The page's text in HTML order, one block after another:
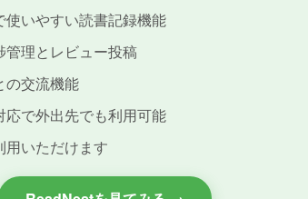
使いやすい読書記録機能
管理とレビュー投稿
の交流機能
応で外出先でも利用可能
用いただけます